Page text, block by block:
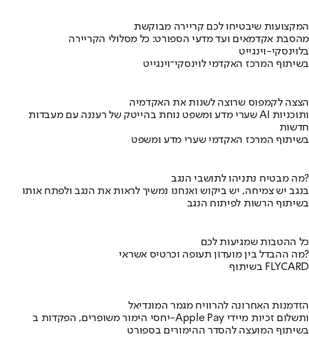
המקצועות שיבטיחו לכם קריירה מבוקשת
מהסבת אקדמאים ועד מדעי הספורט: כל מסלולי הקריירה
בלוינסקי-וינגייט
בשיתוף המרכז האקדמי לוינסקי־וינגייט
הצצה לקמפוס שרוצה לשנות את האקדמיה
שערי מדע ומשפט נוחת בהייטק של רעננה עם מעבדות AI ותוכניות
חדשות
בשיתוף המרכז האקדמי שערי מדע ומשפט
מה מבטיח נתניהו לתושבי הנגב?
בנגב יש צמיחה, יש ביקוש ואנחנו נמשיך לראות את הנגב ולפתח אותו
בשיתוף הרשות לפיתוח הנגב
כל ההטבות שמגיעות לכם
מה ההבדל בין מועדון תעופה וכרטיס אשראי?
בשיתוף FLYCARD
הזדמנות האחרונה להרוויח מגמר המונדיאל
יחסי הימור משופרים, הפקדות ב-Apple Pay ותשלום זכיות מיידי
בשיתוף המועצה להסדר ההימורים בספורט